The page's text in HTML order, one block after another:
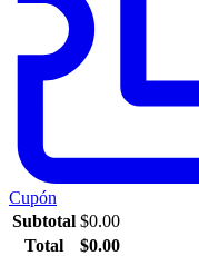
Cupón
Subtotal $0.00
Total
$0.00